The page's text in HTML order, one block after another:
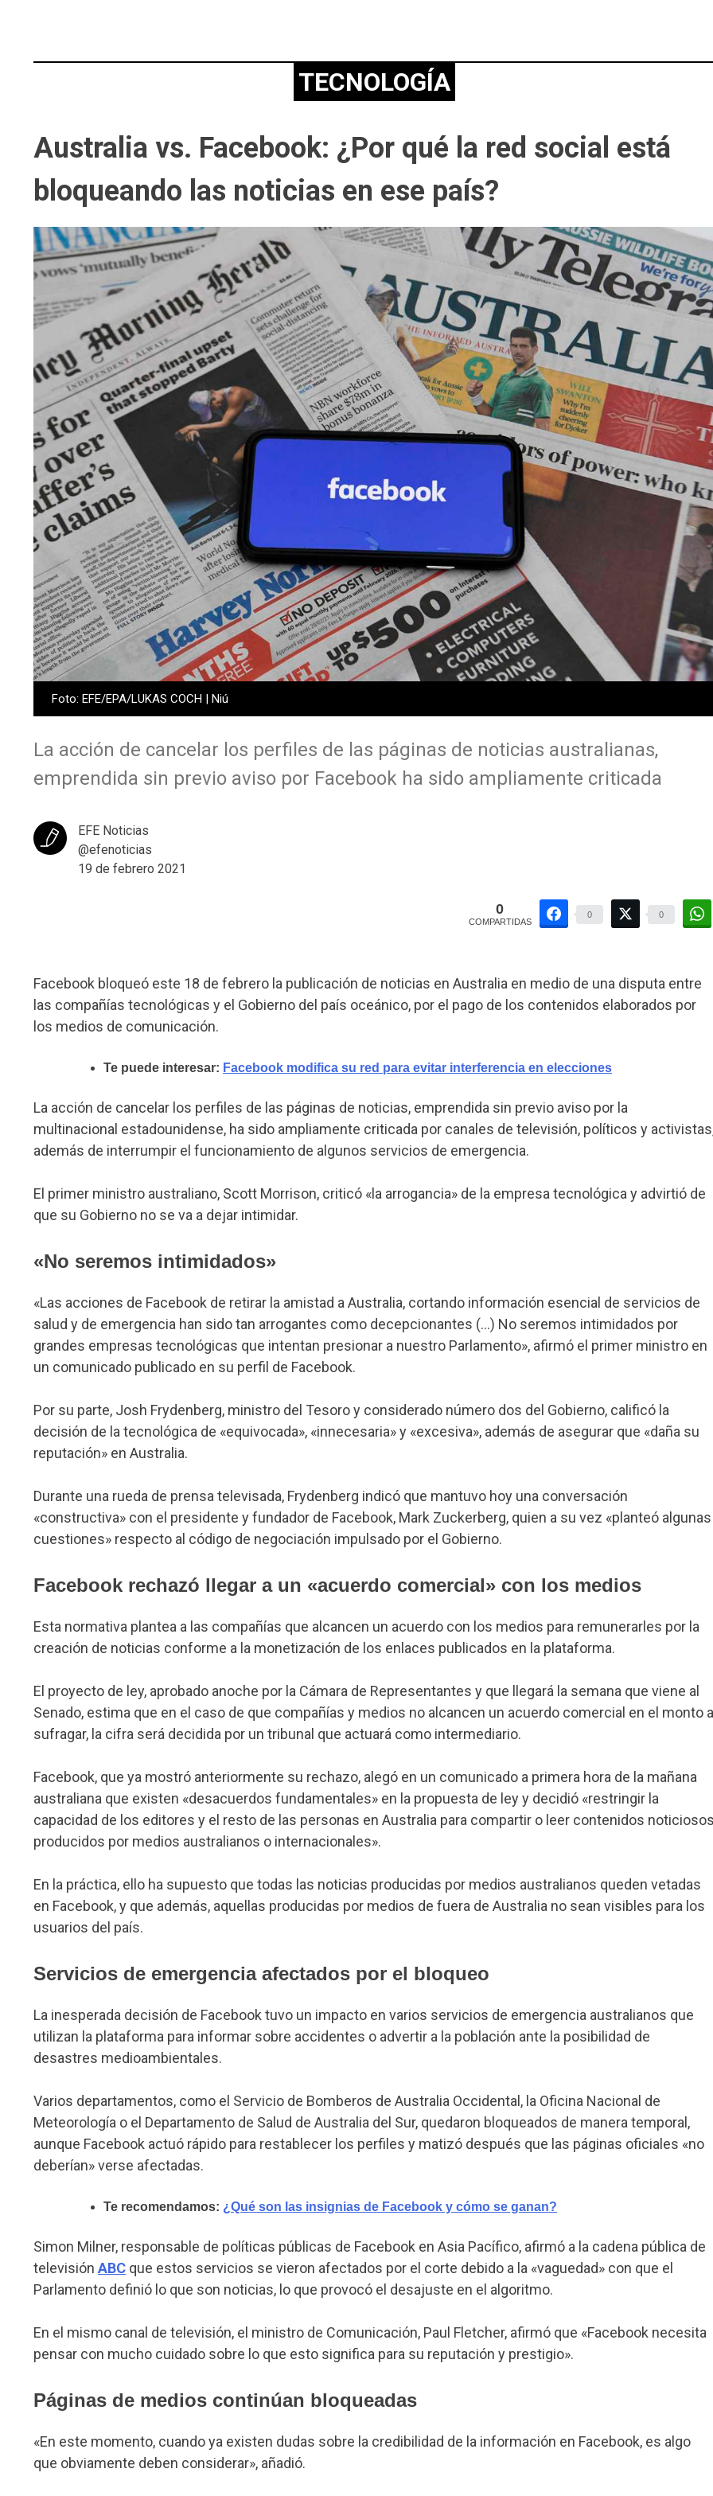
TECNOLOGÍA
Australia vs. Facebook: ¿Por qué la red social está
bloqueando las noticias en ese país?
Foto: EFE/EPA/LUKAS COCH | Niú
La acción de cancelar los perfiles de las páginas de noticias australianas,
emprendida sin previo aviso por Facebook ha sido ampliamente criticada
EFE Noticias
@efenoticias
19 de febrero 2021
0
COMPARTIDAS
0 0
Facebook bloqueó este 18 de febrero la publicación de noticias en Australia en medio de una disputa entre
las compañías tecnológicas y el Gobierno del país oceánico, por el pago de los contenidos elaborados por
los medios de comunicación.
Te puede interesar: Facebook modifica su red para evitar interferencia en elecciones
La acción de cancelar los perfiles de las páginas de noticias, emprendida sin previo aviso por la
multinacional estadounidense, ha sido ampliamente criticada por canales de televisión, políticos y
además de interrumpir el funcionamiento de algunos servicios de emergencia.
El primer ministro australiano, Scott Morrison, criticó «la arrogancia» de la empresa tecnológica y advirtió de
que su Gobierno no se va a dejar intimidar.
«No seremos intimidados»
«Las acciones de Facebook de retirar la amistad a Australia, cortando información esencial de servicios de
salud y de emergencia han sido tan arrogantes como decepcionantes (…) No seremos intimidados por
grandes empresas tecnológicas que intentan presionar a nuestro Parlamento», afirmó el primer ministro en
un comunicado publicado en su perfil de Facebook.
Por su parte, Josh Frydenberg, ministro del Tesoro y considerado número dos del Gobierno, calificó la
decisión de la tecnológica de «equivocada», «innecesaria» y «excesiva», además de asegurar que «daña su
reputación» en Australia.
Durante una rueda de prensa televisada, Frydenberg indicó que mantuvo hoy una conversación
«constructiva» con el presidente y fundador de Facebook, Mark Zuckerberg, quien a su vez «planteó algunas
cuestiones» respecto al código de negociación impulsado por el Gobierno.
Facebook rechazó llegar a un «acuerdo comercial» con los medios
Esta normativa plantea a las compañías que alcancen un acuerdo con los medios para remunerarles por la
creación de noticias conforme a la monetización de los enlaces publicados en la plataforma.
El proyecto de ley, aprobado anoche por la Cámara de Representantes y que llegará la semana que viene al
Senado, estima que en el caso de que compañías y medios no alcancen un acuerdo comercial en el monto a
sufragar, la cifra será decidida por un tribunal que actuará como intermediario.
Facebook, que ya mostró anteriormente su rechazo, alegó en un comunicado a primera hora de la mañana
australiana que existen «desacuerdos fundamentales» en la propuesta de ley y decidió «restringir la
capacidad de los editores y el resto de las personas en Australia para compartir o leer contenidos
producidos por medios australianos o internacionales».
En la práctica, ello ha supuesto que todas las noticias producidas por medios australianos queden vetadas
en Facebook, y que además, aquellas producidas por medios de fuera de Australia no sean visibles para los
usuarios del país.
Servicios de emergencia afectados por el bloqueo
La inesperada decisión de Facebook tuvo un impacto en varios servicios de emergencia australianos que
utilizan la plataforma para informar sobre accidentes o advertir a la población ante la posibilidad de
desastres medioambientales.
Varios departamentos, como el Servicio de Bomberos de Australia Occidental, la Oficina Nacional de
Meteorología o el Departamento de Salud de Australia del Sur, quedaron bloqueados de manera temporal,
aunque Facebook actuó rápido para restablecer los perfiles y matizó después que las páginas oficiales «no
deberían» verse afectadas.
Te recomendamos: ¿Qué son las insignias de Facebook y cómo se ganan?
Simon Milner, responsable de políticas públicas de Facebook en Asia Pacífico, afirmó a la cadena pública de
televisión ABC que estos servicios se vieron afectados por el corte debido a la «vaguedad» con que el
Parlamento definió lo que son noticias, lo que provocó el desajuste en el algoritmo.
En el mismo canal de televisión, el ministro de Comunicación, Paul Fletcher, afirmó que «Facebook necesita
pensar con mucho cuidado sobre lo que esto significa para su reputación y prestigio».
Páginas de medios continúan bloqueadas
«En este momento, cuando ya existen dudas sobre la credibilidad de la información en Facebook, es algo
que obviamente deben considerar», añadió.